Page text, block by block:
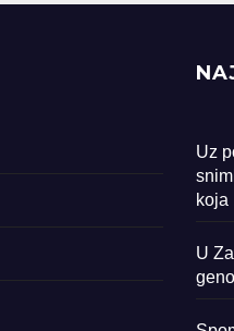
Uz
koja
U